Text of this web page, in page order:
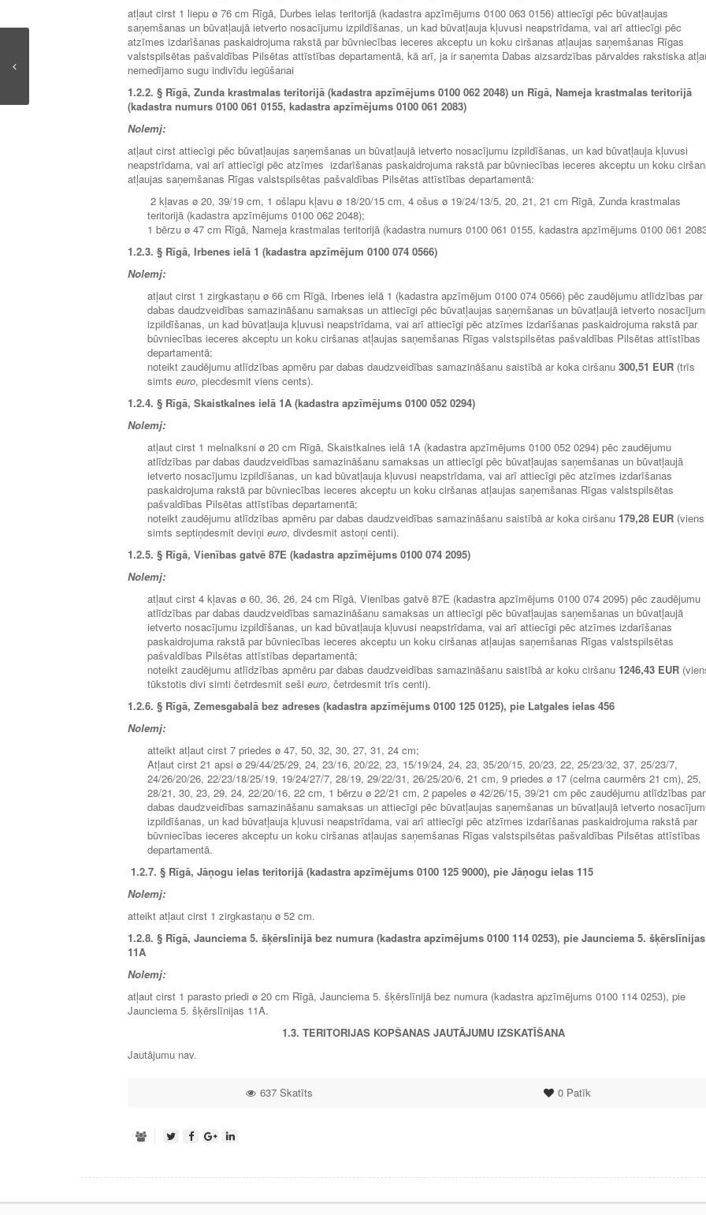
atļaut cirst 1 liepu ø 76 cm Rīgā, Durbes ielas teritorijā (kadastra apzīmējums 0100 063 0156) attiecīgi pēc būvatļaujas
saņemšanas un būvatļaujā ietverto nosacījumu izpildīšanas, un kad būvatļauja kļuvusi neapstrīdama, vai arī attiecīgi pēc
atzīmes izdarīšanas paskaidrojuma rakstā par būvniecības ieceres akceptu un koku ciršanas atļaujas saņemšanas Rīgas
valstspilsētas pašvaldības Pilsētas attīstības departamentā, kā arī, ja ir saņemta Dabas aizsardzības pārvaldes rakstiska
nemedījamo sugu indivīdu iegūšanai
1.2.2. § Rīgā, Zunda krastmalas teritorijā (kadastra apzīmējums 0100 062 2048) un Rīgā, Nameja krastmalas teritorijā
(kadastra numurs 0100 061 0155, kadastra apzīmējums 0100 061 2083)
Nolemj:
atļaut cirst attiecīgi pēc būvatļaujas saņemšanas un būvatļaujā ietverto nosacījumu izpildīšanas, un kad būvatļauja kļuvusi
neapstrīdama, vai arī attiecīgi pēc atzīmes izdarīšanas paskaidrojuma rakstā par būvniecības ieceres akceptu un koku
atļaujas saņemšanas Rīgas valstspilsētas pašvaldības Pilsētas attīstības departamentā:
2 kļavas ø 20, 39/19 cm, 1 ošlapu kļavu ø 18/20/15 cm, 4 ošus ø 19/24/13/5, 20, 21, 21 cm Rīgā, Zunda krastmalas
teritorijā (kadastra apzīmējums 0100 062 2048);
1 bērzu ø 47 cm Rīgā, Nameja krastmalas teritorijā (kadastra numurs 0100 061 0155, kadastra apzīmējums 0100 061
1.2.3. § Rīgā, Irbenes ielā 1 (kadastra apzīmējum 0100 074 0566)
Nolemj:
atļaut cirst 1 zirgkastaņu ø 66 cm Rīgā, Irbenes ielā 1 (kadastra apzīmējum 0100 074 0566) pēc zaudējumu atlīdzības par
dabas daudzveidības samazināšanu samaksas un attiecīgi pēc būvatļaujas saņemšanas un būvatļaujā ietverto
izpildīšanas, un kad būvatļauja kļuvusi neapstrīdama, vai arī attiecīgi pēc atzīmes izdarīšanas paskaidrojuma rakstā par
būvniecības ieceres akceptu un koku ciršanas atļaujas saņemšanas Rīgas valstspilsētas pašvaldības Pilsētas attīstības
departamentā;
noteikt zaudējumu atlīdzības apmēru par dabas daudzveidības samazināšanu saistībā ar koka ciršanu 300,51 EUR (trīs
simts euro, piecdesmit viens cents).
1.2.4. § Rīgā, Skaistkalnes ielā 1A (kadastra apzīmējums 0100 052 0294)
Nolemj:
atļaut cirst 1 melnalksni ø 20 cm Rīgā, Skaistkalnes ielā 1A (kadastra apzīmējums 0100 052 0294) pēc zaudējumu
atlīdzības par dabas daudzveidības samazināšanu samaksas un attiecīgi pēc būvatļaujas saņemšanas un būvatļaujā
ietverto nosacījumu izpildīšanas, un kad būvatļauja kļuvusi neapstrīdama, vai arī attiecīgi pēc atzīmes izdarīšanas
paskaidrojuma rakstā par būvniecības ieceres akceptu un koku ciršanas atļaujas saņemšanas Rīgas valstspilsētas
pašvaldības Pilsētas attīstības departamentā;
noteikt zaudējumu atlīdzības apmēru par dabas daudzveidības samazināšanu saistībā ar koka ciršanu 179,28 EUR (viens
simts septiņdesmit deviņi euro, divdesmit astoņi centi).
1.2.5. § Rīgā, Vienības gatvē 87E (kadastra apzīmējums 0100 074 2095)
Nolemj:
atļaut cirst 4 kļavas ø 60, 36, 26, 24 cm Rīgā, Vienības gatvē 87E (kadastra apzīmējums 0100 074 2095) pēc zaudējumu
atlīdzības par dabas daudzveidības samazināšanu samaksas un attiecīgi pēc būvatļaujas saņemšanas un būvatļaujā
ietverto nosacījumu izpildīšanas, un kad būvatļauja kļuvusi neapstrīdama, vai arī attiecīgi pēc atzīmes izdarīšanas
paskaidrojuma rakstā par būvniecības ieceres akceptu un koku ciršanas atļaujas saņemšanas Rīgas valstspilsētas
pašvaldības Pilsētas attīstības departamentā;
noteikt zaudējumu atlīdzības apmēru par dabas daudzveidības samazināšanu saistībā ar koku ciršanu 1246,43 EUR
tūkstotis divi simti četrdesmit seši euro, četrdesmit trīs centi).
1.2.6. § Rīgā, Zemesgabalā bez adreses (kadastra apzīmējums 0100 125 0125), pie Latgales ielas 456
Nolemj:
atteikt atļaut cirst 7 priedes ø 47, 50, 32, 30, 27, 31, 24 cm;
Atļaut cirst 21 apsi ø 29/44/25/29, 24, 23/16, 20/22, 23, 15/19/24, 24, 23, 35/20/15, 20/23, 22, 25/23/32, 37, 25/23/7,
24/26/20/26, 22/23/18/25/19, 19/24/27/7, 28/19, 29/22/31, 26/25/20/6, 21 cm, 9 priedes ø 17 (celma caurmērs 21 cm), 25,
28/21, 30, 23, 29, 24, 22/20/16, 22 cm, 1 bērzu ø 22/21 cm, 2 papeles ø 42/26/15, 39/21 cm pēc zaudējumu atlīdzības par
dabas daudzveidības samazināšanu samaksas un attiecīgi pēc būvatļaujas saņemšanas un būvatļaujā ietverto
izpildīšanas, un kad būvatļauja kļuvusi neapstrīdama, vai arī attiecīgi pēc atzīmes izdarīšanas paskaidrojuma rakstā par
būvniecības ieceres akceptu un koku ciršanas atļaujas saņemšanas Rīgas valstspilsētas pašvaldības Pilsētas attīstības
departamentā.
1.2.7. § Rīgā, Jāņogu ielas teritorijā (kadastra apzīmējums 0100 125 9000), pie Jāņogu ielas 115
Nolemj:
atteikt atļaut cirst 1 zirgkastaņu ø 52 cm.
1.2.8. § Rīgā, Jaunciema 5. šķērslīnijā bez numura (kadastra apzīmējums 0100 114 0253), pie Jaunciema 5. šķērslīnijas
11A
Nolemj:
atļaut cirst 1 parasto priedi ø 20 cm Rīgā, Jaunciema 5. šķērslīnijā bez numura (kadastra apzīmējums 0100 114 0253), pie
Jaunciema 5. šķērslīnijas 11A.
1.3. TERITORIJAS KOPŠANAS JAUTĀJUMU IZSKATĪŠANA
Jautājumu nav.
0Patīk
637 Skatīts